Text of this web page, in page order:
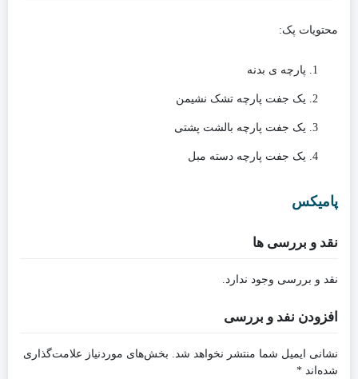
محتویات پک:
پارچه ی بدنه
یک جفت پارچه تشک نشیمن
یک جفت پارچه بالشت پشتی
یک جفت پارچه دسته مبل
پامیکس
نقد و بررسی ها
نقد و بررسی وجود ندارد.
افزودن نفد و بررسی
نشانی ایمیل شما منتشر نخواهد شد.
بخش‌های موردنیاز علامت‌گذاری
شده‌اند *